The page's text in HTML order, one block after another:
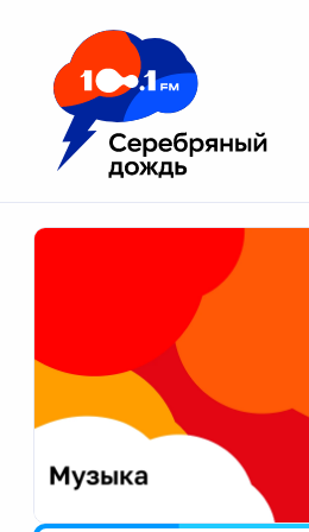
Москва 100.1 FM
Апатиты
Екатеринбург
Калининград
Калуга